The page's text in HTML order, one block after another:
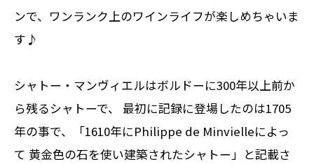
ンで、ワンランク上のワインライフが楽しめちゃいま
す♪
シャトー・マンヴィエルはボルドーに300年以上前か
ら残るシャトーで、 最初に記録に登場したのは1705
年の事で、「1610年にPhilippe de Minvielleによっ
て 黄金色の石を使い建築されたシャトー」と記載さ